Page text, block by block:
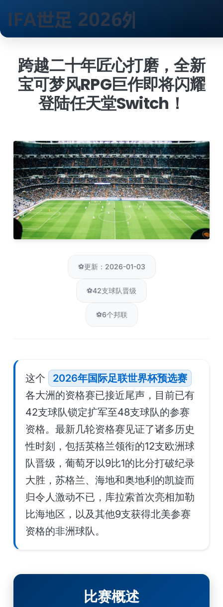
跨越二十年匠心打磨，全新
宝可梦风RPG巨作即将闪耀
登陆任天堂Switch！
⚽更新：2026-01-03
⚽42支球队晋级
⚽6个邦联
这个
2026年国际足联世界杯预选赛
各大洲的资格赛已接近尾声，目前已有
42支球队锁定扩军至48支球队的参赛
资格。最新几轮资格赛见证了诸多历史
性时刻，包括英格兰领衔的12支欧洲球
队晋级，葡萄牙以9比1的比分打破纪录
大胜，苏格兰、海地和奥地利的凯旋而
归令人激动不已，库拉索首次亮相加勒
比海地区，以及其他9支获得北美参赛
资格的非洲球队。
比赛概述